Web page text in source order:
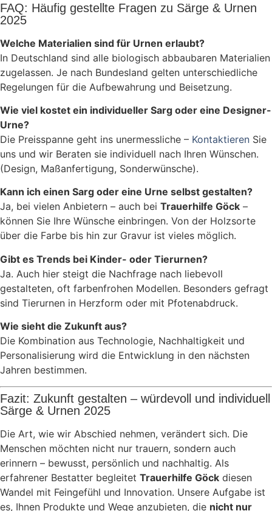
FAQ: Häufig gestellte Fragen zu Särge & Urnen
2025
Welche Materialien sind für Urnen erlaubt?
In Deutschland sind alle biologisch abbaubaren Materialien
zugelassen. Je nach Bundesland gelten unterschiedliche
Regelungen für die Aufbewahrung und Beisetzung.
Wie viel kostet ein individueller Sarg oder eine Designer-
Urne?
Die Preisspanne geht ins unermessliche – Kontaktieren Sie
uns und wir Beraten sie individuell nach Ihren Wünschen.
(Design, Maßanfertigung, Sonderwünsche).
Kann ich einen Sarg oder eine Urne selbst gestalten?
Ja, bei vielen Anbietern – auch bei Trauerhilfe Göck –
können Sie Ihre Wünsche einbringen. Von der Holzsorte
über die Farbe bis hin zur Gravur ist vieles möglich.
Gibt es Trends bei Kinder- oder Tierurnen?
Ja. Auch hier steigt die Nachfrage nach liebevoll
gestalteten, oft farbenfrohen Modellen. Besonders gefragt
sind Tierurnen in Herzform oder mit Pfotenabdruck.
Wie sieht die Zukunft aus?
Die Kombination aus Technologie, Nachhaltigkeit und
Personalisierung wird die Entwicklung in den nächsten
Jahren bestimmen.
Fazit: Zukunft gestalten – würdevoll und individuell
Särge & Urnen 2025
Die Art, wie wir Abschied nehmen, verändert sich. Die
Menschen möchten nicht nur trauern, sondern auch
erinnern – bewusst, persönlich und nachhaltig. Als
erfahrener Bestatter begleitet Trauerhilfe Göck diesen
Wandel mit Feingefühl und Innovation. Unsere Aufgabe ist
es, Ihnen Produkte und Wege anzubieten, die nicht nur